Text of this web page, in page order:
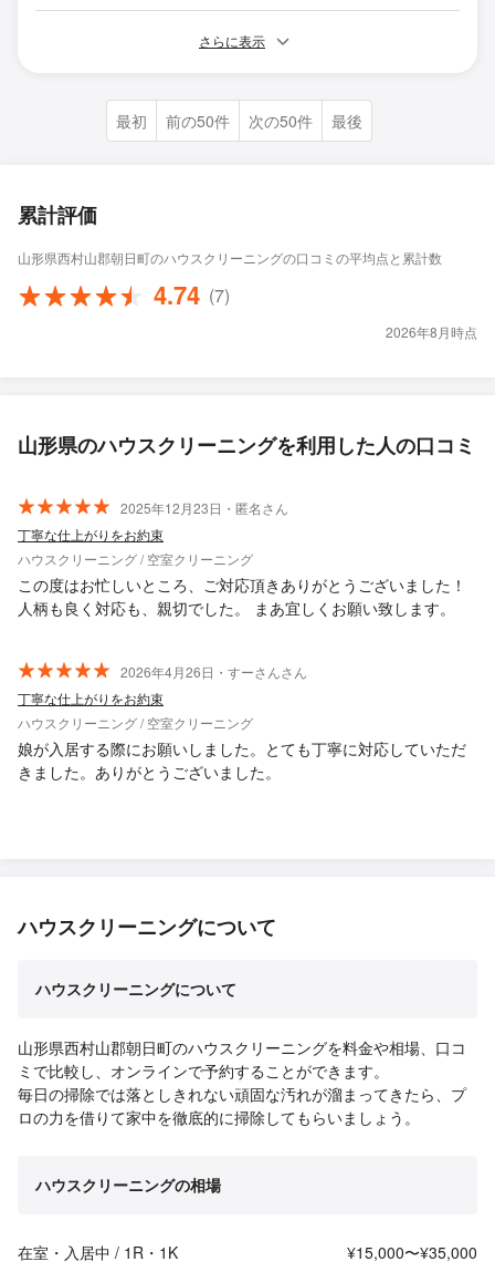
さらに表示
最初 前の50件 次の50件 最後
累計評価
山形県西村山郡朝日町のハウスクリーニングの口コミの平均点と累計数
4.74 (7)
2026年8月時点
山形県のハウスクリーニングを利用した人の口コミ
2025年12月23日・匿名さん
丁寧な仕上がりをお約束
ハウスクリーニング / 空室クリーニング
この度はお忙しいところ、ご対応頂きありがとうございました！
人柄も良く対応も、親切でした。 まあ宜しくお願い致します。
2026年4月26日・すーさんさん
丁寧な仕上がりをお約束
ハウスクリーニング / 空室クリーニング
娘が入居する際にお願いしました。とても丁寧に対応していただ
きました。ありがとうございました。
ハウスクリーニングについて
ハウスクリーニングについて
山形県西村山郡朝日町のハウスクリーニングを料金や相場、口コ
ミで比較し、オンラインで予約することができます。
毎日の掃除では落としきれない頑固な汚れが溜まってきたら、プ
ロの力を借りて家中を徹底的に掃除してもらいましょう。
ハウスクリーニングの相場
在室・入居中 / 1R・1K ¥15,000〜¥35,000